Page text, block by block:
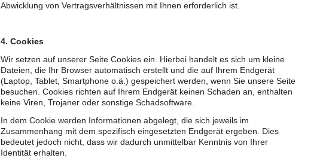
Abwicklung von Vertragsverhältnissen mit Ihnen erforderlich ist.
4. Cookies
Wir setzen auf unserer Seite Cookies ein. Hierbei handelt es sich um kleine
Dateien, die Ihr Browser automatisch erstellt und die auf Ihrem Endgerät
(Laptop, Tablet, Smartphone o.ä.) gespeichert werden, wenn Sie unsere Seite
besuchen. Cookies richten auf Ihrem Endgerät keinen Schaden an, enthalten
keine Viren, Trojaner oder sonstige Schadsoftware.
In dem Cookie werden Informationen abgelegt, die sich jeweils im
Zusammenhang mit dem spezifisch eingesetzten Endgerät ergeben. Dies
bedeutet jedoch nicht, dass wir dadurch unmittelbar Kenntnis von Ihrer
Identität erhalten.